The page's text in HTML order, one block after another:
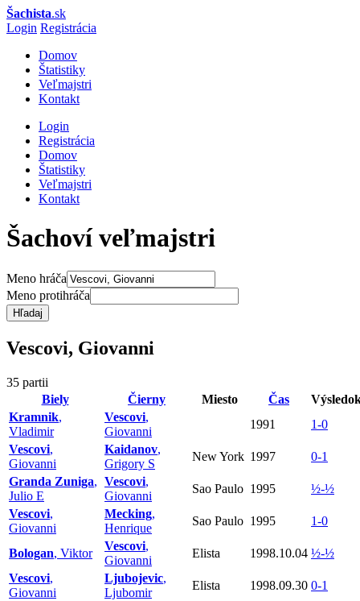
Šachista.sk
Login Registrácia
Domov
Štatistiky
Veľmajstri
Kontakt
Login
Registrácia
Domov
Štatistiky
Veľmajstri
Kontakt
Šachoví veľmajstri
Meno hráča
Meno protihráča
Hľadaj
Vescovi, Giovanni
35 partii
Biely
Čierny Miesto Čas
Kramnik,
Vladimir
Vescovi,
Giovanni
1991
1-0
Vescovi,
Giovanni
Kaidanov,
Grigory S
New York 1997
0-1
Granda Zuniga,
Julio E
Vescovi,
Giovanni
Sao Paulo 1995
½-½
Vescovi,
Giovanni
Mecking,
Henrique
Sao Paulo 1995 1-0
Bologan, Viktor
Vescovi,
Giovanni
Elista 1998.10.04 ½-½
Vescovi,
Giovanni
Ljubojevic,
Ljubomir
Elista 1998.09.30 0-1